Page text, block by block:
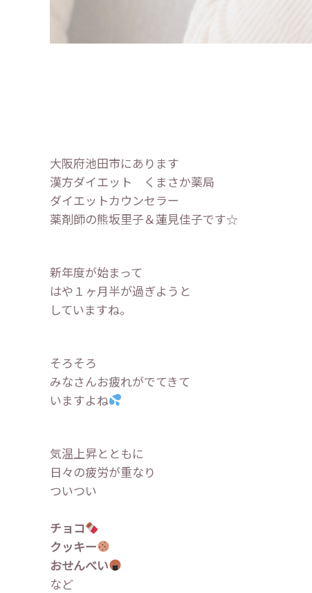
大阪府池田市にあります
漢方ダイエット くまさか薬局
ダイエットカウンセラー
薬剤師の熊坂里子＆蓮見佳子です☆
新年度が始まって
はや１ヶ月半が過ぎようと
していますね。
そろそろ
みなさんお疲れがでてきて
いますよね
気温上昇とともに
日々の疲労が重なり
ついつい
チョコ
クッキー
おせんべい
など